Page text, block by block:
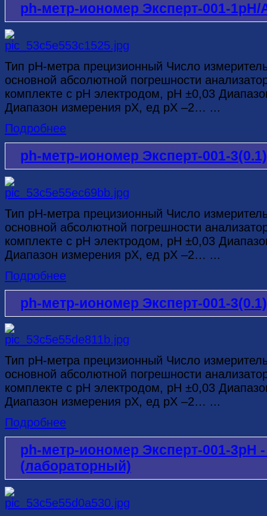
ph-метр-иономер Эксперт-001-
Тип рН-метра прецизионный Число
основной абсолютной погрешности
комплекте с рН электродом, рН ±0,03
Диапазон измерения рХ, ед рХ –2… ...
Подробнее
ph-метр-иономер Эксперт-001-
Тип рН-метра прецизионный Число
основной абсолютной погрешности
комплекте с рН электродом, рН ±0,03
Диапазон измерения рХ, ед рХ –2… ...
Подробнее
ph-метр-иономер Эксперт-001-
Тип рН-метра прецизионный Число
основной абсолютной погрешности
комплекте с рН электродом, рН ±0,03
Диапазон измерения рХ, ед рХ –2… ...
Подробнее
ph-метр-иономер Эксперт-001-3рН
(лабораторный)